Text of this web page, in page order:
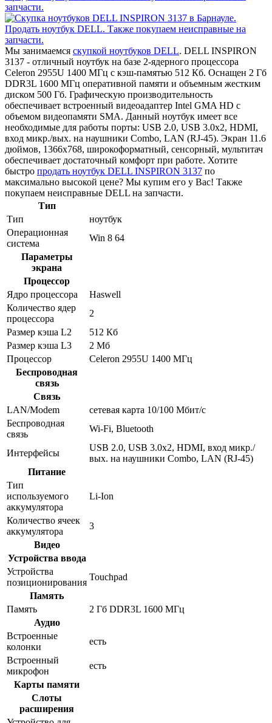
Мы занимаемся скупкой ноутбуков DELL. DELL INSPIRON
3137 - отличный ноутбук на базе 2-ядерного процессора
Celeron 2955U 1400 МГц с кэш-памятью 512 Кб. Оснащен 2 Гб
DDR3L 1600 МГц оперативной памяти и объемным жестким
диском 500 Гб. Графическую производительность
обеспечивает встроенный видеоадаптер Intel GMA HD с
объемом видеопамяти SMA. Данный ноутбук имеет все
необходимые для работы порты: USB 2.0, USB 3.0x2, HDMI,
вход микр./вых. на наушники Combo, LAN (RJ-45). Экран 11.6
дюймов, 1366x768, широкоформатный, сенсорный, мультитач
обеспечивает достаточный комфорт при работе. Хотите
быстро продать ноутбук DELL INSPIRON 3137 по
максимально высокой цене? Мы купим его у Вас! Также
покупаем неисправные DELL на запчасти.
Тип
Тип
ноутбук
Операционная
система
Win 8 64
Параметры
экрана
Процессор
Ядро процессора
Haswell
Количество ядер
процессора
2
Размер кэша L2
512 Кб
Размер кэша L3
2 Мб
Процессор
Celeron 2955U 1400 МГц
Беспроводная
связь
Связь
LAN/Modem
сетевая карта 10/100 Мбит/c
Беспроводная
связь
Wi-Fi, Bluetooth
Интерфейсы
USB 2.0, USB 3.0x2, HDMI, вход микр./
вых. на наушники Combo, LAN (RJ-45)
Питание
Тип
используемого
аккумулятора
Li-Ion
Количество ячеек
аккумулятора
3
Видео
Устройства ввода
Устройства
позиционирования
Touchpad
Память
Память
2 Гб DDR3L 1600 МГц
Аудио
Встроенные
колонки
есть
Встроенный
микрофон
есть
Карты памяти
Слоты
расширения